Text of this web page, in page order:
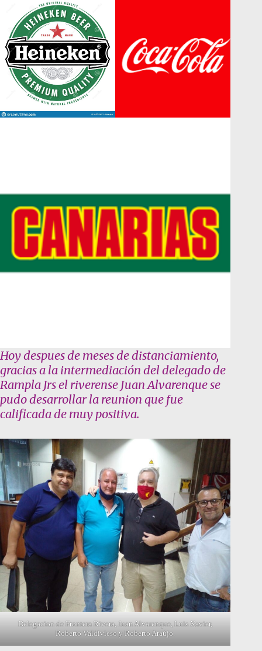
Hoy despues de meses de distanciamiento,
gracias a la intermediación del delegado de
Rampla Jrs el riverense Juan Alvarenque se
pudo desarrollar la reunion que fue
calificada de muy positiva.
Delegacion de Frontera Rivera, Juan Alvarenque, Luis Xavier,
Roberto Valdivieso y Roberto Araújo.